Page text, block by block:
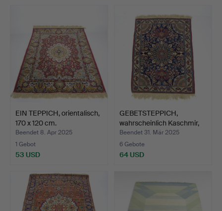
EIN TEPPICH, orientalisch,
170 x 120 cm.
Beendet 8. Apr 2025
1 Gebot
53 USD
GEBETSTEPPICH,
wahrscheinlich Kaschmir,
ca…
Beendet 31. Mär 2025
6 Gebote
64 USD